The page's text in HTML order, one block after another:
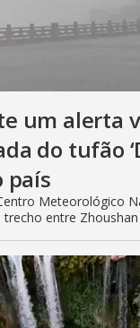
um alerta
do tufão
país
Meteorológico
entre